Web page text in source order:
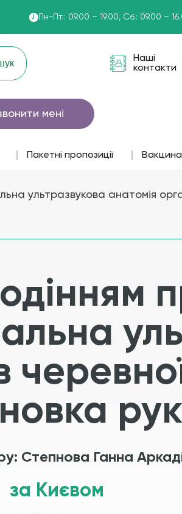
Пн-Пт.: 09.00 – 19.00, Сб.: 09.00 –
Наші
контакти
мені
Пакетні пропозиції
ультразвукова анатомія
​Степнова Ганна
за Києвом